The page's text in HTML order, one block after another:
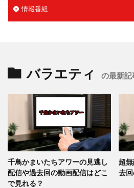
情報番組
バラエティ の最新記
千鳥かまいたちアワーの見逃し
配信や過去回の動画配信はどこ
で見れる？
超
去